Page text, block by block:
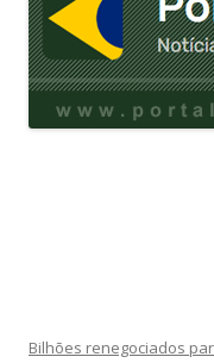
Bilhões renegociados